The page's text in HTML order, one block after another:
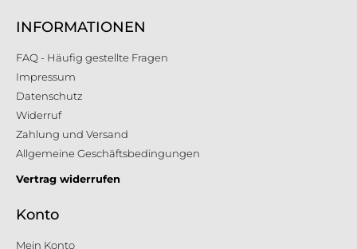
INFORMATIONEN
FAQ - Häufig gestellte Fragen
Impressum
Datenschutz
Widerruf
Zahlung und Versand
Allgemeine Geschäftsbedingungen
Vertrag widerrufen
Konto
Mein Konto